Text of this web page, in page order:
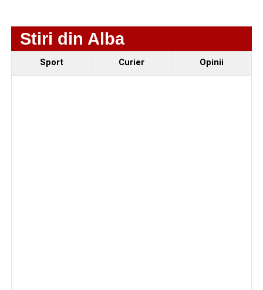
Fest, la Cetatea Greavilor din Gârbova
Stiri din Alba
Sport Curier Opinii